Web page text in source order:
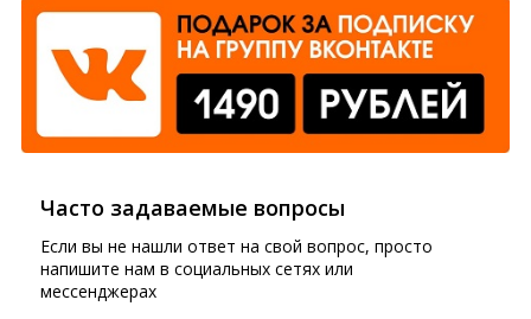
Часто задаваемые вопросы
Если вы не нашли ответ на свой вопрос, просто
напишите нам в социальных сетях или
мессенджерах